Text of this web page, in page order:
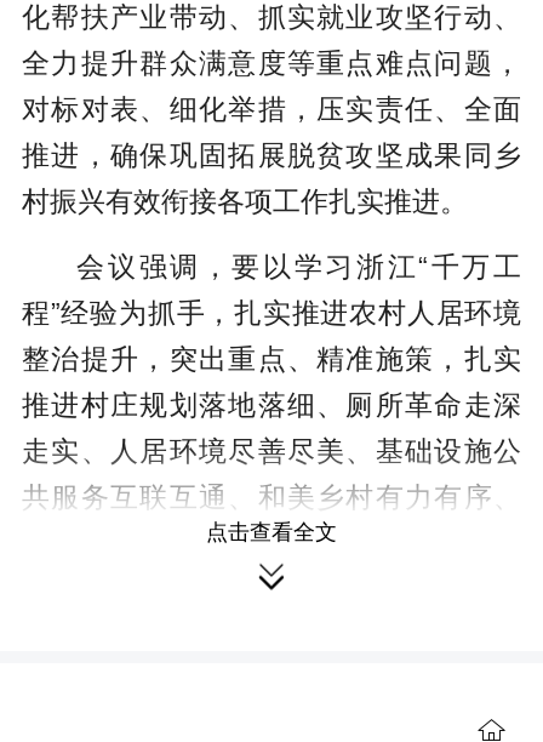
化帮扶产业带动、抓实就业攻坚行动、
全力提升群众满意度等重点难点问题，
对标对表、细化举措，压实责任、全面
推进，确保巩固拓展脱贫攻坚成果同乡
村振兴有效衔接各项工作扎实推进。
会议强调，要以学习浙江“千万工
程”经验为抓手，扎实推进农村人居环境
整治提升，突出重点、精准施策，扎实
推进村庄规划落地落细、厕所革命走深
走实、人居环境尽善尽美、基础设施公
共服务互联互通、和美乡村有力有序、
文明乡风入脑入心。要强化组织统筹、
农民主体和宣传推介，把农民的积极
实现美好家园共建共治共享，助力乡村
点击查看全文
